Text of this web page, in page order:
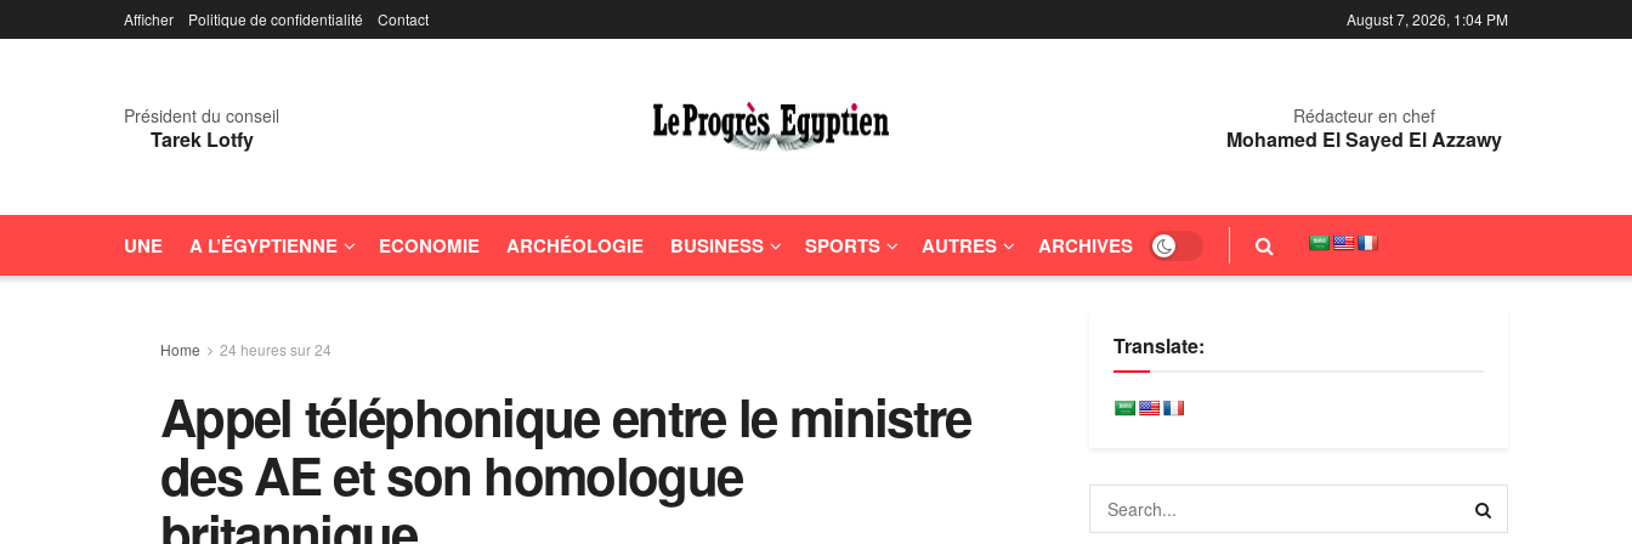
Afficher Politique de confidentialité Contact August 7, 2026, 1:04 PM
Président du conseil
Tarek Lotfy
Rédacteur en chef
Mohamed El Sayed El Azzawy
UNE A L’ÉGYPTIENNE ECONOMIE ARCHÉOLOGIE BUSINESS SPORTS AUTRES ARCHIVES
Home 24 heures sur 24
Appel téléphonique entre le ministre
des AE et son homologue
Translate: